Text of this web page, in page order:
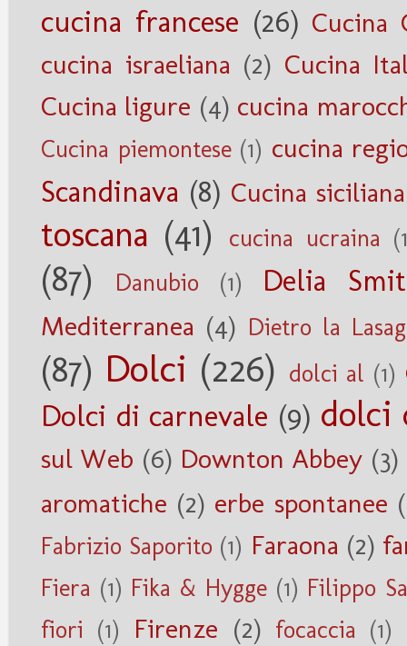
cucina francese (26) Cucina
cucina israeliana (2) Cucina
Cucina ligure (4) cucina
Cucina piemontese (1) cucina
Scandinava (8) Cucina siciliana
toscana (41) cucina ucraina
(87) Danubio (1) Delia
Mediterranea (4) Dietro la
(87) Dolci (226) dolci al (1)
Dolci di carnevale (9) dolci
sul Web (6) Downton Abbey (3)
aromatiche (2) erbe spontanee
Fabrizio Saporito (1) Faraona (2)
Fiera (1) Fika & Hygge (1) Filippo
fiori (1) Firenze (2) focaccia (1)